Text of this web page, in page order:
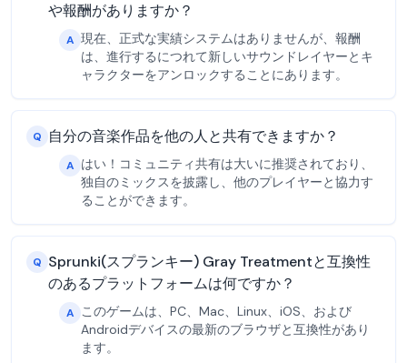
や報酬がありますか？
A 現在、正式な実績システムはありませんが、報酬
は、進行するにつれて新しいサウンドレイヤーとキ
ャラクターをアンロックすることにあります。
Q 自分の音楽作品を他の人と共有できますか？
A はい！コミュニティ共有は大いに推奨されており、
独自のミックスを披露し、他のプレイヤーと協力す
ることができます。
Q Sprunki(スプランキー) Gray Treatmentと互換性
のあるプラットフォームは何ですか？
A このゲームは、PC、Mac、Linux、iOS、および
Androidデバイスの最新のブラウザと互換性があり
ます。